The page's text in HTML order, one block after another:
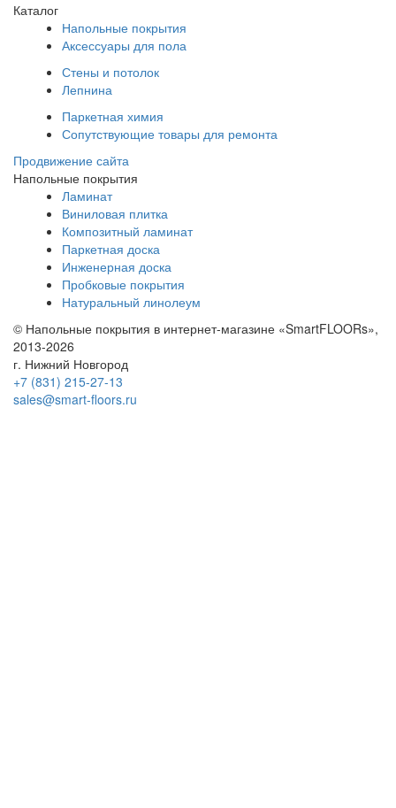
Каталог
Напольные покрытия
Аксессуары для пола
Стены и потолок
Лепнина
Паркетная химия
Сопутствующие товары для ремонта
Продвижение сайта
Напольные покрытия
Ламинат
Виниловая плитка
Композитный ламинат
Паркетная доска
Инженерная доска
Пробковые покрытия
Натуральный линолеум
© Напольные покрытия в интернет-магазине «SmartFLOORs»,
2013-2026
г. Нижний Новгород
+7 (831) 215-27-13
sales@smart-floors.ru